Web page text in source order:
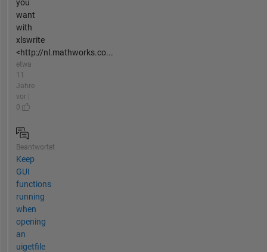
you
want
with
xlswrite
<http://nl.mathworks.co...
etwa
11
Jahre
vor |
0
Beantwortet
Keep
GUI
functions
running
when
opening
an
uigetfile